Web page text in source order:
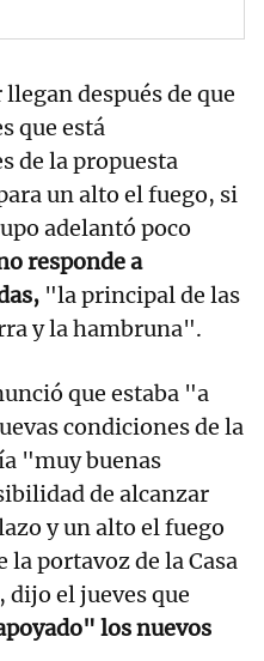
después de que
que está
de la propuesta
un alto el fuego, si
adelantó poco
responde a
"la principal de las
y la hambruna".
que estaba "a
condiciones de la
"muy buenas
de alcanzar
y un alto el fuego
portavoz de la Casa
el jueves que
los nuevos